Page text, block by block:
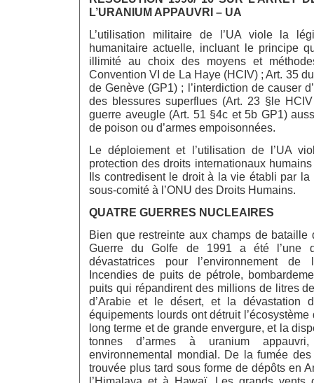
L’URANIUM APPAUVRI – UA
L’utilisation militaire de l’UA viole la
humanitaire actuelle, incluant le principe
illimité au choix des moyens et
Convention VI de La Haye (HCIV) ; Art. 35
de Genève (GP1) ; l’interdiction de causer
des blessures superflues (Art. 23 §le
guerre aveugle (Art. 51 §4c et 5b GP1)
de poison ou d’armes empoisonnées.
Le déploiement et l’utilisation de l’UA
protection des droits internationaux
Ils contredisent le droit à la vie établi par la
sous-comité à l’ONU des Droits Humains.
QUATRE GUERRES NUCLEAIRES
Bien que restreinte aux champs de bataille
Guerre du Golfe de 1991 a été l’une
dévastatrices pour l’environnement de
Incendies de puits de pétrole,
puits qui répandirent des millions de litres
d’Arabie et le désert, et la dévastation
équipements lourds ont détruit
long terme et de grande envergure, et la
tonnes d’armes à uranium
environnemental mondial. De la fumée
trouvée plus tard sous forme de dépôts en